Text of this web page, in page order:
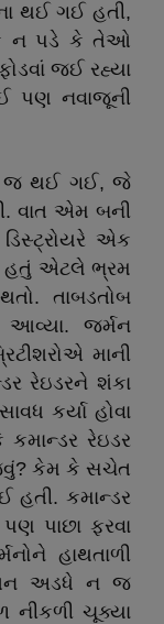
થઈ ગઈ હતી,
ન પડે કે તેઓ
જઈ રહ્યા
પણ નવાજૂની
જ થઈ ગઈ, જે
વાત એમ બની
એક
હતું એટલે ભ્રમ
તાબડતોબ
આવ્યા. જર્મન
માની
રેઇડરને શંકા
કર્યા હોવા
રેઇડર
કેમ કે સચેત
હતી. કમાન્ડર
પાછા ફરવા
હાથતાળી
અડધે ન જ
ચૂક્યા